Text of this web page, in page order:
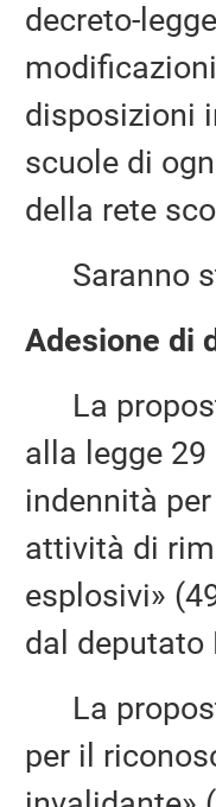
decreto-
disposizioni
scuole di
della rete
Saranno
Adesione di
La
alla legge
indennità
attività di
esplosivi»
dal
La
per il